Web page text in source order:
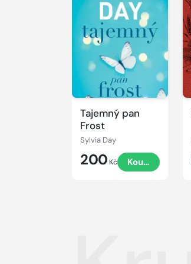
Tajemný pan
Frost
Sylvia Day
200 Kč Koupit